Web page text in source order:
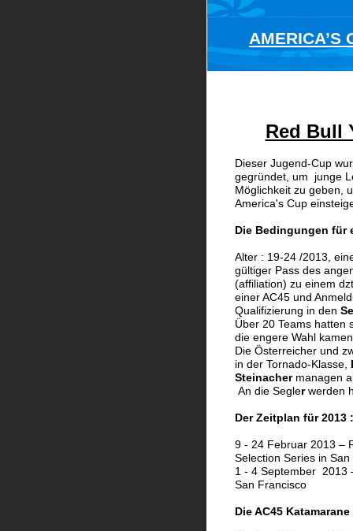
Red Bull
Dieser Jugend-Cup
gegründet, um  junge
Möglichkeit zu geben,
America's Cup
Die Bedingungen für
Alter : 19-24 /2013,
gültiger Pass des
(affiliation) zu einem
einer AC45 und
Qualifizierung in den
Über 20 Teams hatten
die engere Wahl
Die Österreicher und
in der Tornado-Klasse,
Steinacher managen
An die Segler werden
Der Zeitplan für 2013
9 - 24 Februar 2013 –
Selection Series in
1 - 4 September  2013
San Francisco
Die AC45 Katamarane
AMERICA’S